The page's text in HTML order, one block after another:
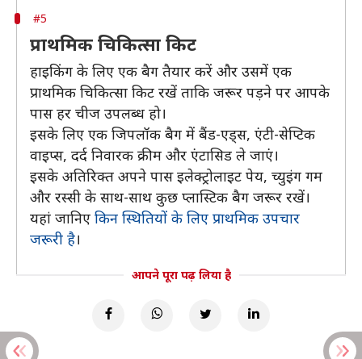
#5
प्राथमिक चिकित्सा किट
हाइकिंग के लिए एक बैग तैयार करें और उसमें एक
प्राथमिक चिकित्सा किट रखें ताकि जरूर पड़ने पर आपके
पास हर चीज उपलब्ध हो।
इसके लिए एक जिपलॉक बैग में बैंड-एड्स, एंटी-सेप्टिक
वाइप्स, दर्द निवारक क्रीम और एंटासिड ले जाएं।
इसके अतिरिक्त अपने पास इलेक्ट्रोलाइट पेय, च्युइंग गम
और रस्सी के साथ-साथ कुछ प्लास्टिक बैग जरूर रखें।
यहां जानिए किन स्थितियों के लिए प्राथमिक उपचार
जरूरी है।
आपने पूरा पढ़ लिया है